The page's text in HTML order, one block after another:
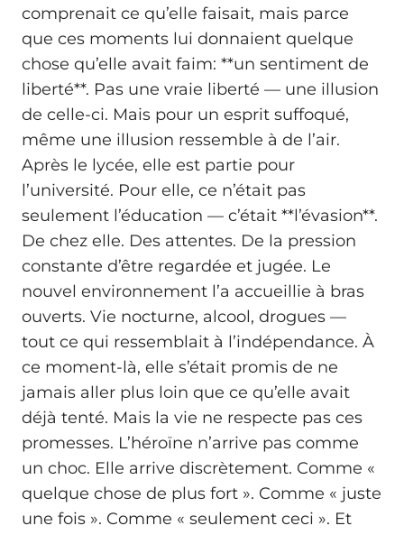
comprenait ce qu’elle faisait, mais parce
que ces moments lui donnaient quelque
chose qu’elle avait faim: **un sentiment de
liberté**. Pas une vraie liberté — une illusion
de celle-ci. Mais pour un esprit suffoqué,
même une illusion ressemble à de l’air.
Après le lycée, elle est partie pour
l’université. Pour elle, ce n’était pas
seulement l’éducation — c’était **l’évasion**.
De chez elle. Des attentes. De la pression
constante d’être regardée et jugée. Le
nouvel environnement l’a accueillie à bras
ouverts. Vie nocturne, alcool, drogues —
tout ce qui ressemblait à l’indépendance. À
ce moment-là, elle s’était promis de ne
jamais aller plus loin que ce qu’elle avait
déjà tenté. Mais la vie ne respecte pas ces
promesses. L’héroïne n’arrive pas comme
un choc. Elle arrive discrètement. Comme «
quelque chose de plus fort ». Comme « juste
une fois ». Comme « seulement ceci ». Et